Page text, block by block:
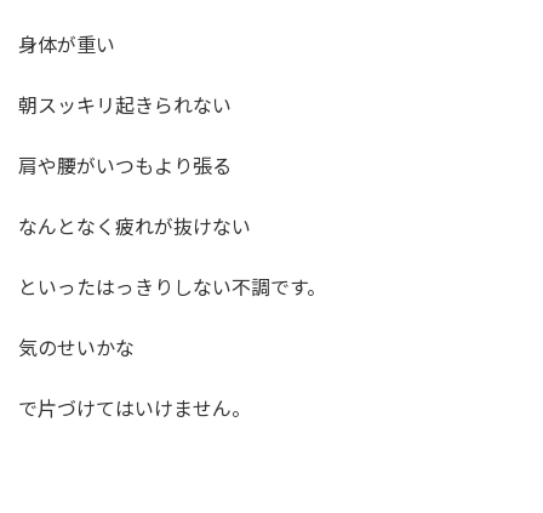
身体が重い
朝スッキリ起きられない
肩や腰がいつもより張る
なんとなく疲れが抜けない
といったはっきりしない不調です。
気のせいかな
で片づけてはいけません。